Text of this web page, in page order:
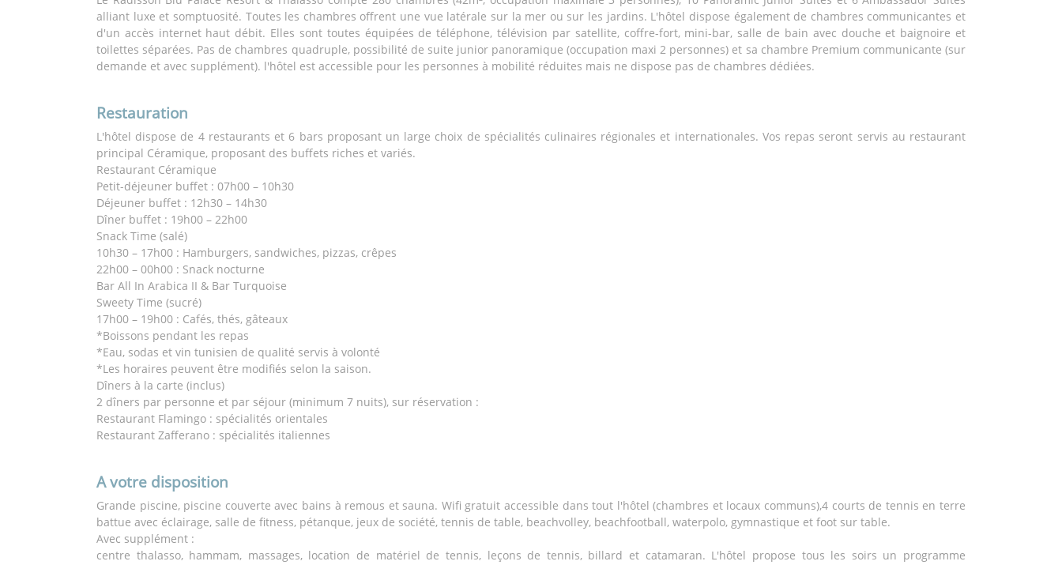
alliant luxe et somptuosité. Toutes les chambres offrent une vue latérale sur la mer ou sur les jardins. L'hôtel dispose également de chambres communicantes et
d'un accès internet haut débit. Elles sont toutes équipées de téléphone, télévision par satellite, coffre-fort, mini-bar, salle de bain avec douche et baignoire et
toilettes séparées. Pas de chambres quadruple, possibilité de suite junior panoramique (occupation maxi 2 personnes) et sa chambre Premium communicante (sur
demande et avec supplément). l'hôtel est accessible pour les personnes à mobilité réduites mais ne dispose pas de chambres dédiées.
Restauration
L'hôtel dispose de 4 restaurants et 6 bars proposant un large choix de spécialités culinaires régionales et internationales. Vos repas seront servis au restaurant
principal Céramique, proposant des buffets riches et variés.
Restaurant Céramique
Petit-déjeuner buffet : 07h00 – 10h30
Déjeuner buffet : 12h30 – 14h30
Dîner buffet : 19h00 – 22h00
Snack Time (salé)
10h30 – 17h00 : Hamburgers, sandwiches, pizzas, crêpes
22h00 – 00h00 : Snack nocturne
Bar All In Arabica II & Bar Turquoise
Sweety Time (sucré)
17h00 – 19h00 : Cafés, thés, gâteaux
*Boissons pendant les repas
*Eau, sodas et vin tunisien de qualité servis à volonté
*Les horaires peuvent être modifiés selon la saison.
Dîners à la carte (inclus)
2 dîners par personne et par séjour (minimum 7 nuits), sur réservation :
Restaurant Flamingo : spécialités orientales
Restaurant Zafferano : spécialités italiennes
A votre disposition
Grande piscine, piscine couverte avec bains à remous et sauna. Wifi gratuit accessible dans tout l'hôtel (chambres et locaux communs),4 courts de tennis en terre
battue avec éclairage, salle de fitness, pétanque, jeux de société, tennis de table, beachvolley, beachfootball, waterpolo, gymnastique et foot sur table.
Avec supplément :
centre thalasso, hammam, massages, location de matériel de tennis, leçons de tennis, billard et catamaran. L'hôtel propose tous les soirs un programme